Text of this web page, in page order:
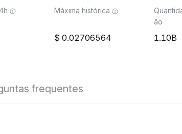
Máxima histórica
0.02706564
ão
1.10B
frequentes